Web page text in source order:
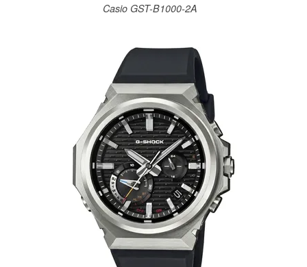
Casio GST-B1000-2A